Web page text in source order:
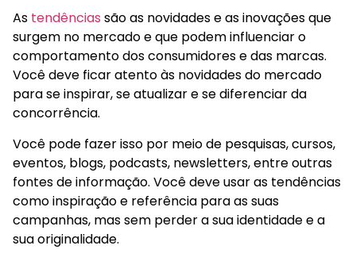
As tendências são as novidades e as inovações que
surgem no mercado e que podem influenciar o
comportamento dos consumidores e das marcas.
Você deve ficar atento às novidades do mercado
para se inspirar, se atualizar e se diferenciar da
concorrência.
Você pode fazer isso por meio de pesquisas, cursos,
eventos, blogs, podcasts, newsletters, entre outras
fontes de informação. Você deve usar as tendências
como inspiração e referência para as suas
campanhas, mas sem perder a sua identidade e a
sua originalidade.